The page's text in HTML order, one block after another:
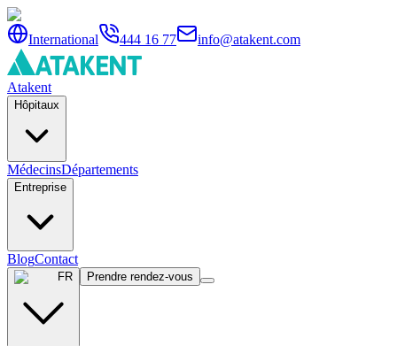
International 444 16 77 info@atakent.com
Atakent
Hôpitaux
MédecinsDépartements
Entreprise
BlogContact
FR Prendre rendez-vous